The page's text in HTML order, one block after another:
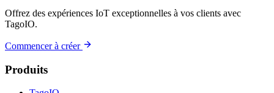
Offrez des expériences IoT exceptionnelles à vos clients avec
TagoIO.
Commencer à créer
Produits